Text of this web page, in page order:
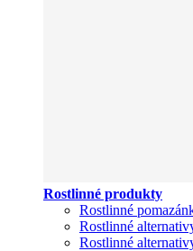
Rostlinné produkty
Rostlinné
Rostlinné
Rostlinné